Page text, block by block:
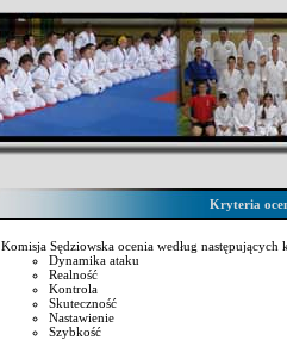
Kryteria
Komisja Sędziowska ocenia według następujących
Dynamika ataku
Realność
Kontrola
Skuteczność
Nastawienie
Szybkość